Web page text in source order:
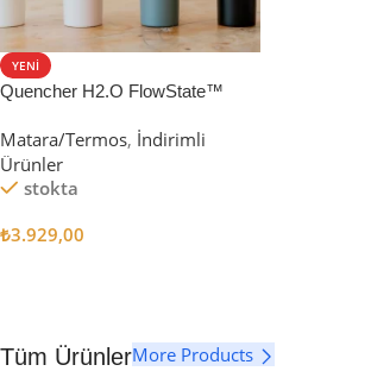
YENI
Quencher H2.O FlowState™
Matara/Termos, İndirimli
Ürünler
stokta
₺3.929,00
Tüm ÜrünlerMore Products